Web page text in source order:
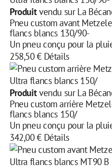
Produitvendu sur La
Pneu custom avant
flancs blancs 130/90-
Un pneu conçu pour la
258,50 € Détails
Produitvendu sur La
Pneu custom arrière
flancs blancs 150/
Un pneu conçu pour la
342,00 € Détails